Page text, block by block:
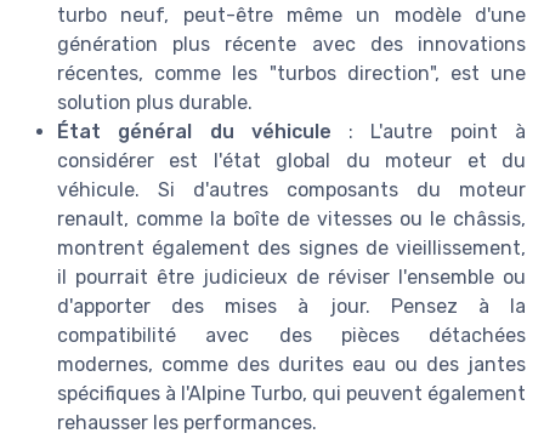
turbo neuf, peut-être même un modèle d'une
génération plus récente avec des innovations
récentes, comme les "turbos direction", est une
solution plus durable.
État général du véhicule : L'autre point à
considérer est l'état global du moteur et du
véhicule. Si d'autres composants du moteur
renault, comme la boîte de vitesses ou le châssis,
montrent également des signes de vieillissement,
il pourrait être judicieux de réviser l'ensemble ou
d'apporter des mises à jour. Pensez à la
compatibilité avec des pièces détachées
modernes, comme des durites eau ou des jantes
spécifiques à l'Alpine Turbo, qui peuvent également
rehausser les performances.